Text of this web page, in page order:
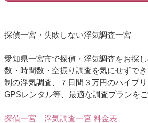
探偵一宮・失敗しない浮気調査一宮
愛知県一宮市で探偵・浮気調査をお探
数・時間数・空振り調査を気にせずで
制の浮気調査、７日間３万円のハイブリ
GPSレンタル等、最適な調査プランをご
探偵一宮 浮気調査一宮 料金表